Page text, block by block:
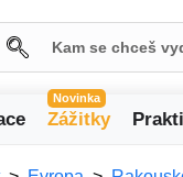
Novinka
Zážitky